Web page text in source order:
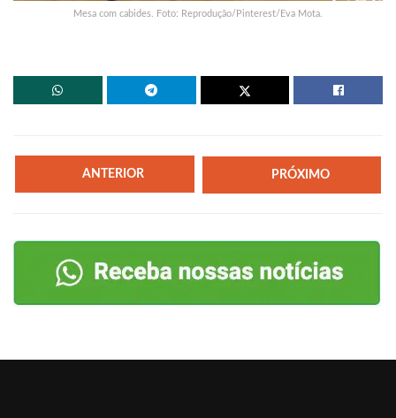
Mesa com cabides. Foto: Reprodução/Pinterest/Eva Mota.
ANTERIOR PRÓXIMO